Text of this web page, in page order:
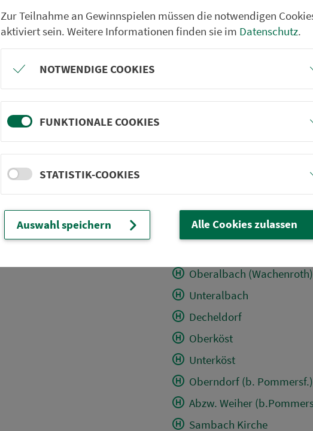
Wachenroth
Wachenroth Hauptstr.
Simmersdorf Ort
Weingartsgreuth
Elsendorf Kellerbergring
Ziegelsambach
Oberalbach (Wachenroth)
Unteralbach
Decheldorf
Oberköst
Unterköst
Oberndorf (b. Pommersf.)
Abzw. Weiher
Sambach Kirche
Zur Teilnahme an Gewinnspielen müssen die notwendigen
aktiviert sein. Weitere Informationen finden sie im Datenschutz.
NOTWENDIGE COOKIES
FUNKTIONALE COOKIES
STATISTIK-COOKIES
Auswahl speichern Alle Cookies zulassen